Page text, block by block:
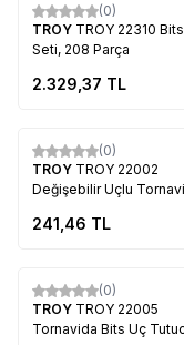
(0)
TROY TROY 22310
Seti, 208 Parça
2.329,37 TL
(0)
TROY TROY 22002
Değişebilir Uçlu
241,46 TL
(0)
TROY TROY 22005
Tornavida Bits Uç